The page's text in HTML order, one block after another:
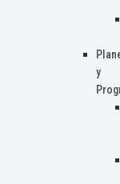
y